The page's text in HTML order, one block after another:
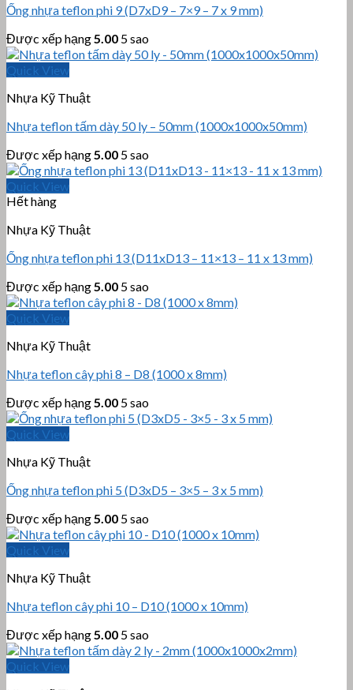
Ống nhựa teflon phi 9 (D7xD9 – 7×9 – 7 x 9 mm)
Được xếp hạng 5.00 5 sao
Quick View
Nhựa Kỹ Thuật
Nhựa teflon tấm dày 50 ly – 50mm (1000x1000x50mm)
Được xếp hạng 5.00 5 sao
Quick View
Hết hàng
Nhựa Kỹ Thuật
Ống nhựa teflon phi 13 (D11xD13 – 11×13 – 11 x 13 mm)
Được xếp hạng 5.00 5 sao
Quick View
Nhựa Kỹ Thuật
Nhựa teflon cây phi 8 – D8 (1000 x 8mm)
Được xếp hạng 5.00 5 sao
Quick View
Nhựa Kỹ Thuật
Ống nhựa teflon phi 5 (D3xD5 – 3×5 – 3 x 5 mm)
Được xếp hạng 5.00 5 sao
Quick View
Nhựa Kỹ Thuật
Nhựa teflon cây phi 10 – D10 (1000 x 10mm)
Được xếp hạng 5.00 5 sao
Quick View